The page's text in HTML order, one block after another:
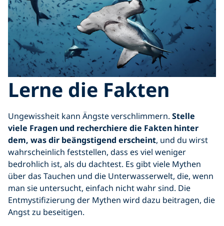
Lerne die Fakten
Ungewissheit kann Ängste verschlimmern. Stelle
viele Fragen und recherchiere die Fakten hinter
dem, was dir beängstigend erscheint, und du wirst
wahrscheinlich feststellen, dass es viel weniger
bedrohlich ist, als du dachtest. Es gibt viele Mythen
über das Tauchen und die Unterwasserwelt, die, wenn
man sie untersucht, einfach nicht wahr sind. Die
Entmystifizierung der Mythen wird dazu beitragen, die
Angst zu beseitigen.